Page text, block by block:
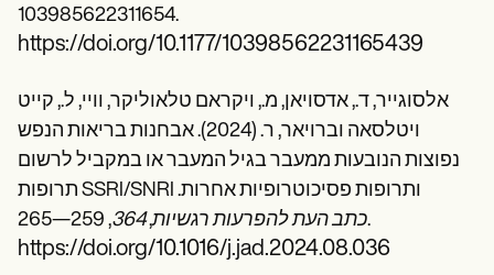
103985622311654.
https://doi.org/10.1177/10398562231165439
אלסוגייר, ד., אדסויאן, מ., ויקראם טלאוליקר, וויי, ל., קייט
ויטלסאה וברויאר, ר. (2024). אבחנות בריאות הנפש
נפוצות הנובעות ממעבר בגיל המעבר או במקביל לרשום
תרופות SSRI/SNRI ותרופות פסיכוטרופיות אחרות.
כתב העת להפרעות רגשיות,
364 , 259—265.
https://doi.org/10.1016/j.jad.2024.08.036